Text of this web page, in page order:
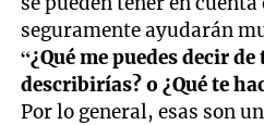
seguramente ayudarán
“¿Qué me puedes decir
describirías? o ¿Qué te
Por lo general, esas son